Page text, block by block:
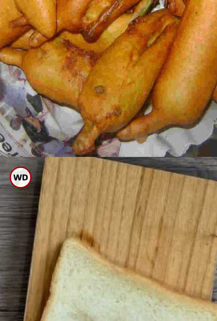
ಬಾಳೆಕಾಯಿ ಅಥವಾ ಮೆಣಸಿನ ಬಜ್ಜಿ
ಮಾಡುವುದಿದ್ದರೆ ಕಡಲೆಹಿಟ್ಟು ಬೇಡ